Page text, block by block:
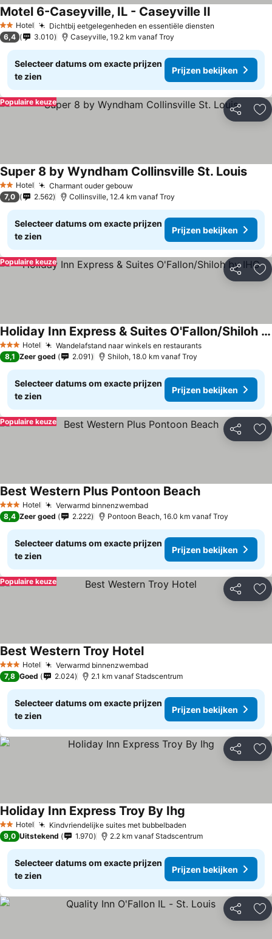
2 Sterren
Hotel Dichtbij eetgelegenheden en essentiële diensten
Motel 6-Caseyville, IL - Caseyville Il
6,4 3.010 Caseyville, 19.2 km vanaf Troy
Selecteer datums om exacte prijzen
te zien
Prijzen bekijken
Delen
Populaire keuze
2 Sterren
Hotel Charmant ouder gebouw
Super 8 by Wyndham Collinsville St. Louis
7,0 2.562 Collinsville, 12.4 km vanaf Troy
Selecteer datums om exacte prijzen
te zien
Prijzen bekijken
Delen
Populaire keuze
3 SterrenHotel Wandelafstand naar winkels en restaurants
Holiday Inn Express & Suites O'Fallon/Shiloh by IHG
8,1 Zeer goed 2.091 Shiloh, 18.0 km vanaf Troy
Selecteer datums om exacte prijzen
te zien
Prijzen bekijken
Delen
Populaire keuze
3 SterrenHotel Verwarmd binnenzwembad
Best Western Plus Pontoon Beach
8,4 Zeer goed 2.222 Pontoon Beach, 16.0 km vanaf Troy
Selecteer datums om exacte prijzen
te zien
Prijzen bekijken
Delen
Populaire keuze
3 SterrenHotel Verwarmd binnenzwembad
Best Western Troy Hotel
7,8 Goed 2.024 2.1 km vanaf Stadscentrum
Selecteer datums om exacte prijzen
te zien
Prijzen bekijken
Delen
2 Sterren
Hotel Kindvriendelijke suites met bubbelbaden
Holiday Inn Express Troy By Ihg
9,0 Uitstekend 1.970 2.2 km vanaf Stadscentrum
Selecteer datums om exacte prijzen
te zien
Prijzen bekijken
Delen